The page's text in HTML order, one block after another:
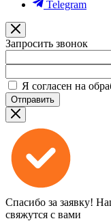
Telegram
Запросить звонок
Я согласен на
Отправить
Спасибо за заявку!
свяжутся с вами